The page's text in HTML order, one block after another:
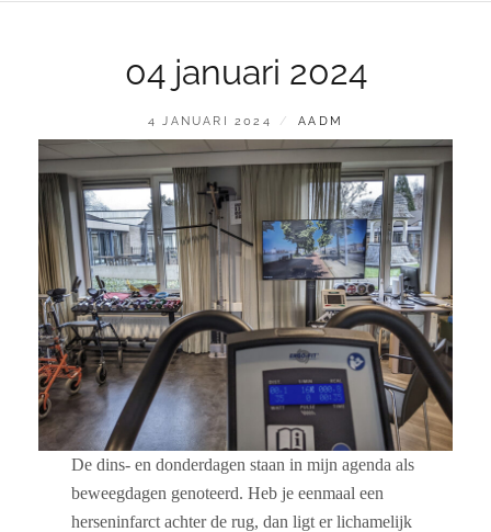
04 januari 2024
GEPLAATST
OP
4 JANUARI 2024 BY
AADM
De dins- en donderdagen staan in mijn agenda als
beweegdagen genoteerd. Heb je eenmaal een
herseninfarct achter de rug, dan ligt er lichamelijk